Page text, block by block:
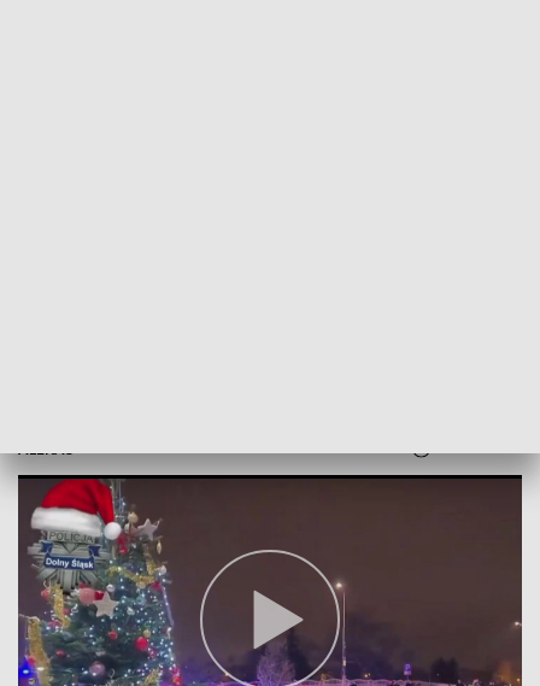
ALEKAS